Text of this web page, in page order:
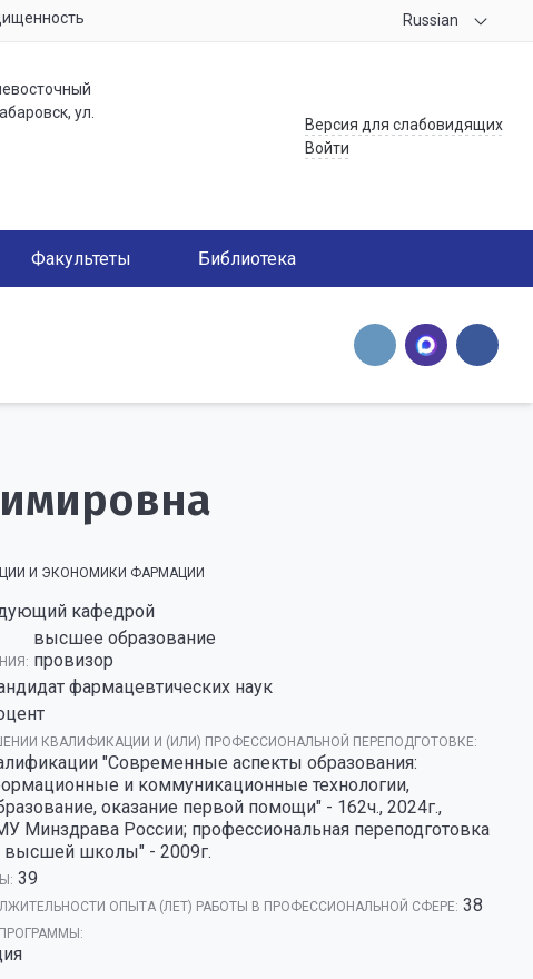
Russian
ул.
Версия для слабовидящих
Войти
Факультеты Библиотека
И ЭКОНОМИКИ ФАРМАЦИИ
кафедрой
высшее образование
провизор
фармацевтических наук
КВАЛИФИКАЦИИ И (ИЛИ) ПРОФЕССИОНАЛЬНОЙ ПЕРЕПОДГОТОВКЕ:
"Современные аспекты образования:
и коммуникационные технологии,
оказание первой помощи" - 162ч., 2024г.,
России; профессиональная переподготовка
высшей школы" - 2009г.
39
ОПЫТА (ЛЕТ) РАБОТЫ В ПРОФЕССИОНАЛЬНОЙ СФЕРЕ: 38